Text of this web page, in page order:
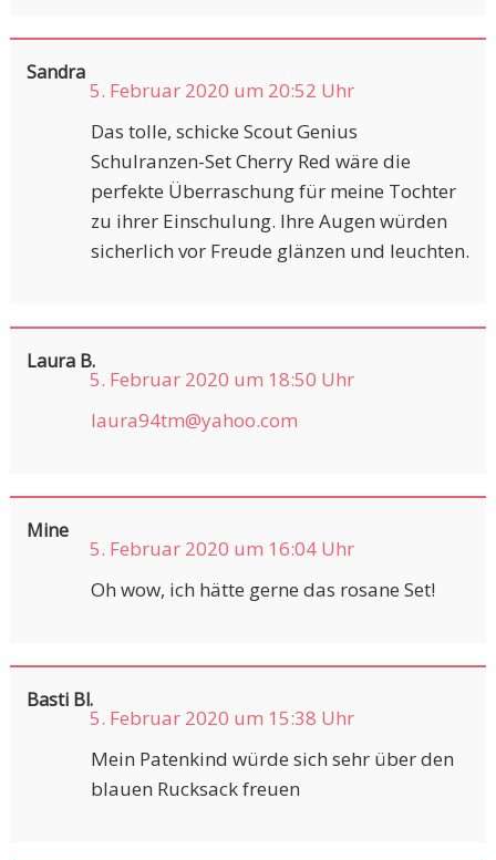
Sandra
5. Februar 2020 um 20:52 Uhr
Das tolle, schicke Scout Genius
Schulranzen-Set Cherry Red wäre die
perfekte Überraschung für meine Tochter
zu ihrer Einschulung. Ihre Augen würden
sicherlich vor Freude glänzen und leuchten.
Laura B.
5. Februar 2020 um 18:50 Uhr
laura94tm@yahoo.com
Mine
5. Februar 2020 um 16:04 Uhr
Oh wow, ich hätte gerne das rosane Set!
Basti Bl.
5. Februar 2020 um 15:38 Uhr
Mein Patenkind würde sich sehr über den
blauen Rucksack freuen